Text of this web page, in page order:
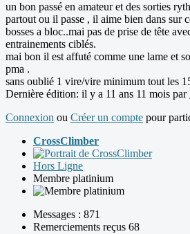
un bon passé en amateur et des sorties
partout ou il passe , il aime bien dans sur
bosses a bloc..mai pas de prise de tête
entrainements ciblés.
mai bon il est affuté comme une lame et
pma .
sans oublié 1 vire/vire minimum tout les
Dernière édition: il y a 11 ans 11 mois par
Connexion ou Créer un compte pour
CrossClimber
Hors Ligne
Membre platinium
Messages : 871
Remerciements reçus 68